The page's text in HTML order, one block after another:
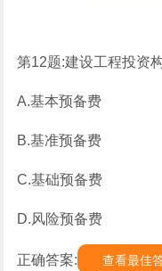
第12题:建设工程投资
A.基本预备费
B.基准预备费
C.基础预备费
D.风险预备费
正确答案: 查看最佳